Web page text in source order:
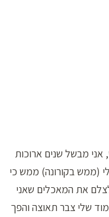
אני מבשל שנים ארוכות
(ממש בקורונה) ממש כי
את המאכלים שאני
שלי צבר תאוצה והפך